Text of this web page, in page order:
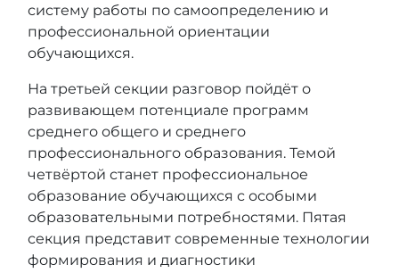
систему работы по самоопределению и
профессиональной ориентации
обучающихся.
На третьей секции разговор пойдёт о
развивающем потенциале программ
среднего общего и среднего
профессионального образования. Темой
четвёртой станет профессиональное
образование обучающихся с особыми
образовательными потребностями. Пятая
секция представит современные технологии
формирования и диагностики